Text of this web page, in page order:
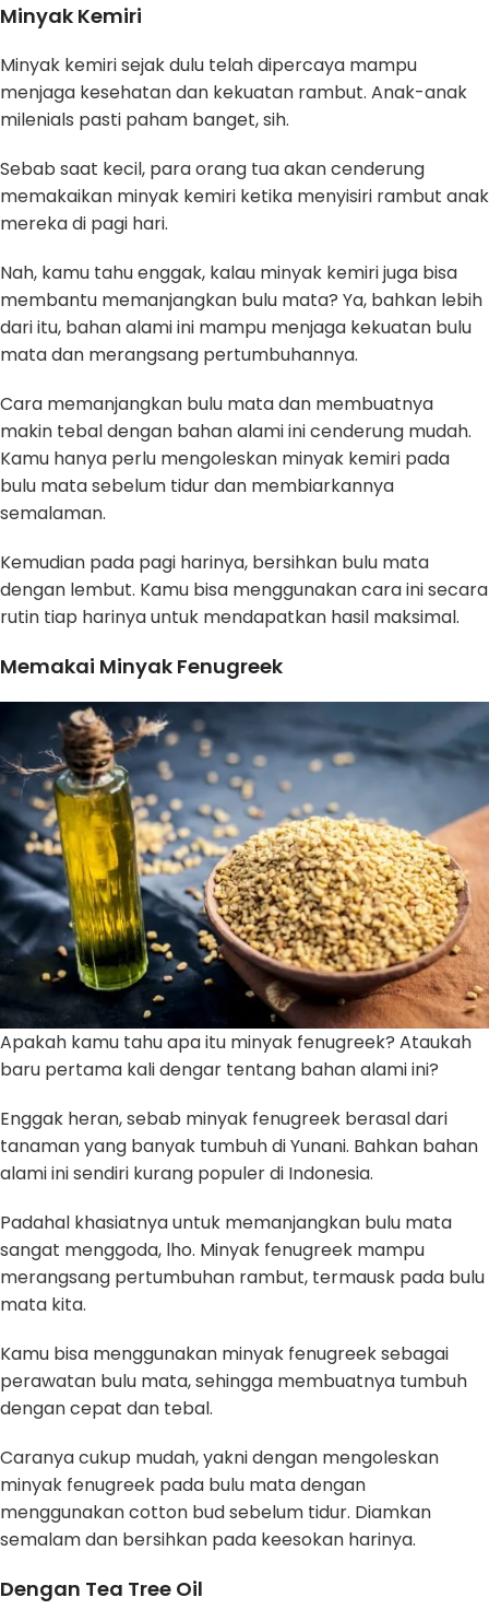
Minyak Kemiri
Minyak kemiri sejak dulu telah dipercaya mampu
menjaga kesehatan dan kekuatan rambut. Anak-anak
milenials pasti paham banget, sih.
Sebab saat kecil, para orang tua akan cenderung
memakaikan minyak kemiri ketika menyisiri rambut anak
mereka di pagi hari.
Nah, kamu tahu enggak, kalau minyak kemiri juga bisa
membantu memanjangkan bulu mata? Ya, bahkan lebih
dari itu, bahan alami ini mampu menjaga kekuatan bulu
mata dan merangsang pertumbuhannya.
Cara memanjangkan bulu mata dan membuatnya
makin tebal dengan bahan alami ini cenderung mudah.
Kamu hanya perlu mengoleskan minyak kemiri pada
bulu mata sebelum tidur dan membiarkannya
semalaman.
Kemudian pada pagi harinya, bersihkan bulu mata
dengan lembut. Kamu bisa menggunakan cara ini secara
rutin tiap harinya untuk mendapatkan hasil maksimal.
Memakai Minyak Fenugreek
Apakah kamu tahu apa itu minyak fenugreek? Ataukah
baru pertama kali dengar tentang bahan alami ini?
Enggak heran, sebab minyak fenugreek berasal dari
tanaman yang banyak tumbuh di Yunani. Bahkan bahan
alami ini sendiri kurang populer di Indonesia.
Padahal khasiatnya untuk memanjangkan bulu mata
sangat menggoda, lho. Minyak fenugreek mampu
merangsang pertumbuhan rambut, termausk pada bulu
mata kita.
Kamu bisa menggunakan minyak fenugreek sebagai
perawatan bulu mata, sehingga membuatnya tumbuh
dengan cepat dan tebal.
Caranya cukup mudah, yakni dengan mengoleskan
minyak fenugreek pada bulu mata dengan
menggunakan cotton bud sebelum tidur. Diamkan
semalam dan bersihkan pada keesokan harinya.
Dengan Tea Tree Oil